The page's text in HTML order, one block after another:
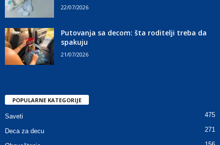
22/07/2026
Putovanja sa decom: šta roditelji treba da
spakuju
21/07/2026
POPULARNE KATEGORIJE
Saveti 475
Deca za decu 271